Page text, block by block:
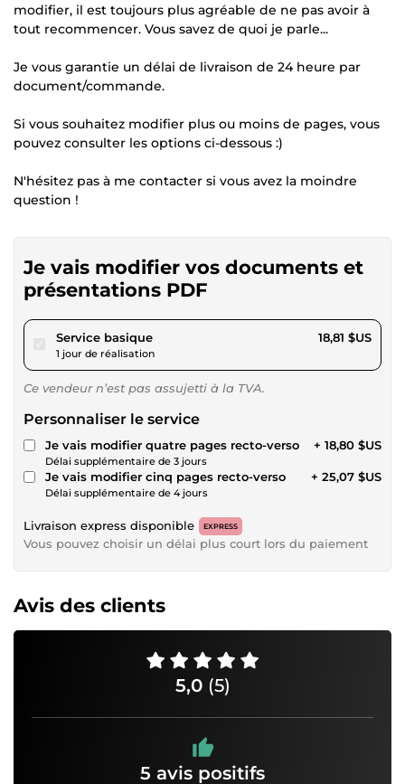
modifier, il est toujours plus agréable de ne pas avoir à
tout recommencer. Vous savez de quoi je parle...
Je vous garantie un délai de livraison de 24 heure par
document/commande.
Si vous souhaitez modifier plus ou moins de pages, vous
pouvez consulter les options ci-dessous :)
N'hésitez pas à me contacter si vous avez la moindre
question !
Je vais modifier vos documents et
présentations PDF
Service basiquepour 17,33 $US
1 jour de réalisation
18,81 $US
Ce vendeur n’est pas assujetti à la TVA.
Personnaliser le service
Je vais modifier quatre pages recto-verso
Délai supplémentaire de 3 jours
+ 18,80 $US
Je vais modifier cinq pages recto-verso
Délai supplémentaire de 4 jours
+ 25,07 $US
Livraison express disponible EXPRESS
Vous pouvez choisir un délai plus court lors du paiement
Avis des clients
5,0 (5)
5 avis positifs